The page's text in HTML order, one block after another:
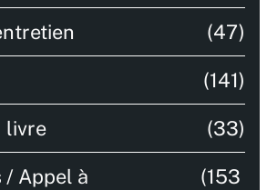
(47)
(141)
livre (33)
Appel à
(153